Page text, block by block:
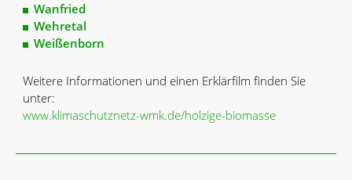
Wanfried
Wehretal
Weißenborn
Weitere Informationen und einen Erklärfilm finden Sie
unter:
www.klimaschutznetz-wmk.de/holzige-biomasse